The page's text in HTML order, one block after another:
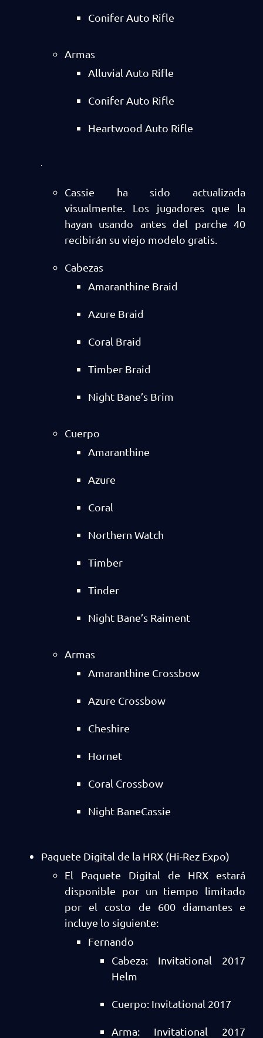
Conifer Auto Rifle
Armas
Alluvial Auto Rifle
Conifer Auto Rifle
Heartwood Auto Rifle
Cassie ha sido actualizada
visualmente. Los jugadores que la
hayan usando antes del parche 40
recibirán su viejo modelo gratis.
Cabezas
Amaranthine Braid
Azure Braid
Coral Braid
Timber Braid
Night Bane’s Brim
Cuerpo
Amaranthine
Azure
Coral
Northern Watch
Timber
Tinder
Night Bane’s Raiment
Armas
Amaranthine Crossbow
Azure Crossbow
Cheshire
Hornet
Coral Crossbow
Night BaneCassie
Paquete Digital de la HRX (Hi-Rez Expo)
El Paquete Digital de HRX estará
disponible por un tiempo limitado
por el costo de 600 diamantes e
incluye lo siguiente:
Fernando
Cabeza: Invitational 2017
Helm
Cuerpo: Invitational 2017
Arma: Invitational 2017